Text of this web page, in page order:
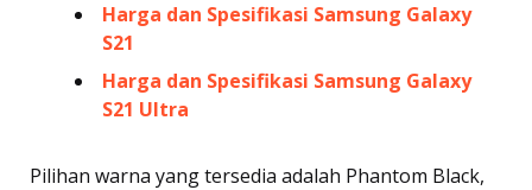
Harga dan Spesifikasi Samsung Galaxy
S21
Harga dan Spesifikasi Samsung Galaxy
S21 Ultra
Pilihan warna yang tersedia adalah Phantom Black,